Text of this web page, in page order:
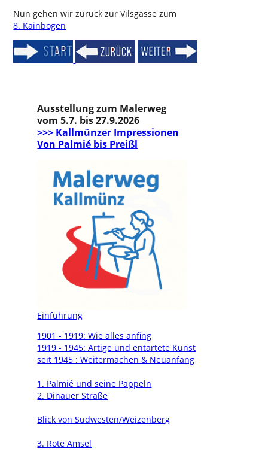
Nun gehen wir zurück zur Vilsgasse zum
8. Kainbogen
Ausstellung zum Malerweg
vom 5.7. bis 27.9.2026
>>> Kallmünzer Impressionen
Von Palmié bis Preißl
Einführung
1901 - 1919: Wie alles anfing
1919 - 1945: Artige und entartete Kunst
seit 1945 : Weitermachen & Neuanfang
1. Palmié und seine Pappeln
2. Dinauer Straße
Blick von Südwesten/Weizenberg
3. Rote Amsel